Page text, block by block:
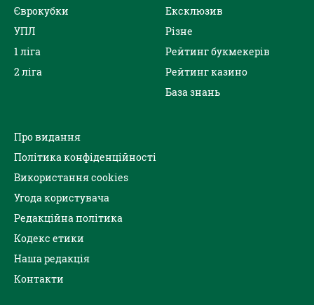
Єврокубки
УПЛ
1 ліга
2 ліга
Ексклюзив
Різне
Рейтинг букмекерів
Рейтинг казино
База знань
Про видання
Політика конфіденційності
Використання cookies
Угода користувача
Редакційна політика
Кодекс етики
Наша редакція
Контакти